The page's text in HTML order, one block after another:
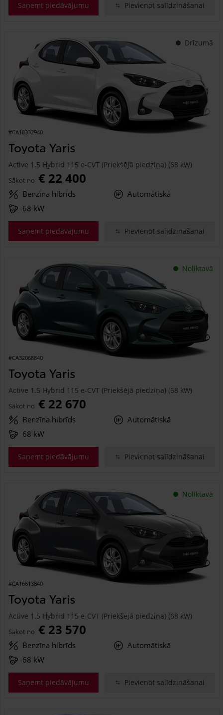
Saņemt piedāvājumu Pievienot salīdzināšanai
Drīzumā
#CA18332940
Toyota Yaris
Active 1.5 Hybrid 115 e-CVT (Priekšējā piedziņa) (68 kW)
Sākot no € 22 400
Benzīna hibrīds
Automātiskā
68 kW
Saņemt piedāvājumu Pievienot salīdzināšanai
Noliktavā
#CA32068840
Toyota Yaris
Active 1.5 Hybrid 115 e-CVT (Priekšējā piedziņa) (68 kW)
Sākot no € 22 670
Benzīna hibrīds
Automātiskā
68 kW
Saņemt piedāvājumu Pievienot salīdzināšanai
Noliktavā
#CA16613840
Toyota Yaris
Active 1.5 Hybrid 115 e-CVT (Priekšējā piedziņa) (68 kW)
Sākot no € 23 570
Benzīna hibrīds
Automātiskā
68 kW
Saņemt piedāvājumu Pievienot salīdzināšanai